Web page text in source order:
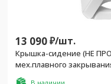
13 090₽/шт.
Крышка-сидение (НЕ
мех.плавного